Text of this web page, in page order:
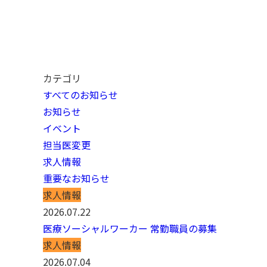
カテゴリ
すべてのお知らせ
お知らせ
イベント
担当医変更
求人情報
重要なお知らせ
求人情報
2026.07.22
医療ソーシャルワーカー 常勤職員の募集
求人情報
2026.07.04